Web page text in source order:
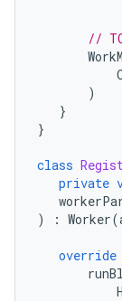
//
)
}
}
class
private
)
: Worker(
override